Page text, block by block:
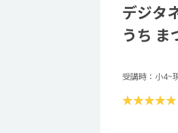
デジタ
うち ま
受講時：小4~
★★★★★